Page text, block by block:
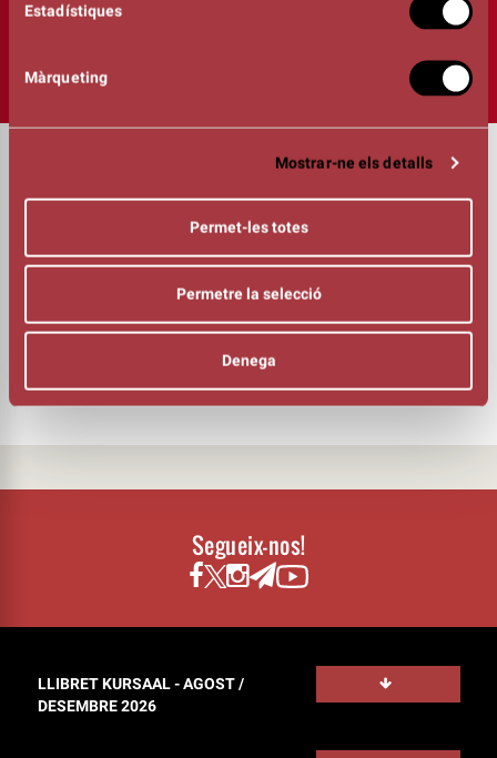
Estadístiques
Màrqueting
Mostrar-ne els detalls
Permet-les totes
Permetre la selecció
Denega
INTÈRPRETS
Jonathan Gimeno (Paul MacCartney): baix, veus i teclats
Ferran Corbalán (George Harrison): guitarres i veus
Carlos Moreno (Ringo Star): bateria i veus
Emma Bassas: presentadora
Segueix-nos!
LLIBRET KURSAAL - AGOST /
DESEMBRE 2026